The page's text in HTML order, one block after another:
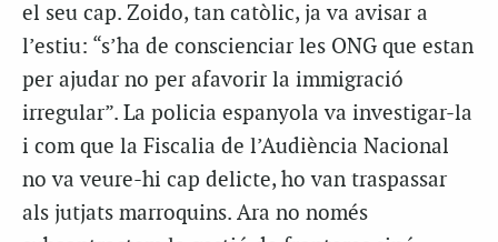
el seu cap. Zoido, tan catòlic, ja va avisar a
l’estiu: “s’ha de conscienciar les ONG que estan
per ajudar no per afavorir la immigració
irregular”. La policia espanyola va investigar-la
i com que la Fiscalia de l’Audiència Nacional
no va veure-hi cap delicte, ho van traspassar
als jutjats marroquins. Ara no només